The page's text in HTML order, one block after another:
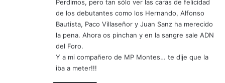
Perdimos, pero tan sólo ver las caras de felicidad
de los debutantes como los Hernando, Alfonso
Bautista, Paco Villaseñor y Juan Sanz ha merecido
la pena. Ahora os pinchan y en la sangre sale ADN
del Foro.
Y a mi compañero de MP Montes… te dije que la
iba a meter!!!